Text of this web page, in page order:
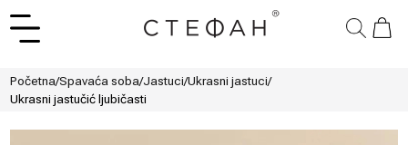
Početna/Spavaća soba/Jastuci/Ukrasni jastuci/
Ukrasni jastučić ljubičasti